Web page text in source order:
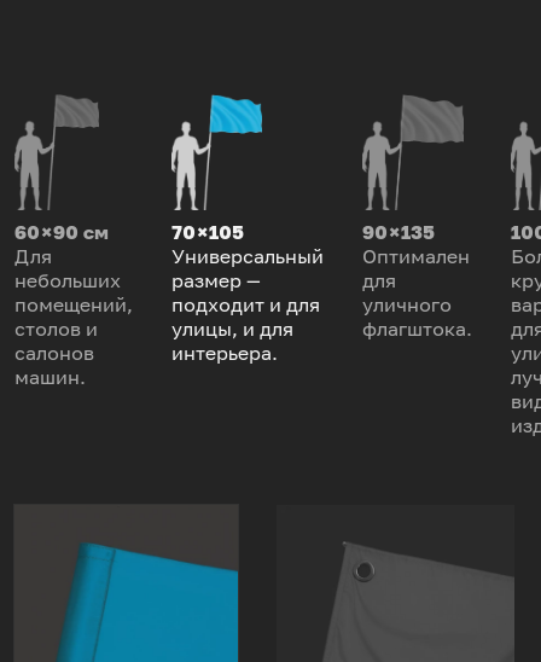
60 × 90 см
Для
небольших
помещений,
столов и
салонов
машин.
70 × 105
Универсальный
размер —
подходит и для
улицы, и для
интерьера.
90 × 135
Оптимален
для
уличного
флагштока.